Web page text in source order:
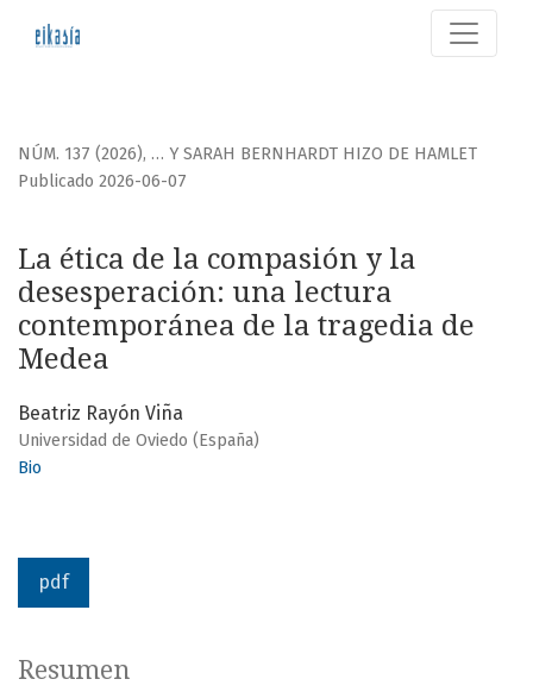
NÚM. 137 (2026), … Y SARAH BERNHARDT HIZO DE HAMLET
La ética de la compasión y la
desesperación: una lectura
contemporánea de la tragedia de
Medea
Publicado 2026-06-07
Beatriz Rayón Viña
Universidad de Oviedo (España)
Bio
pdf
Resumen